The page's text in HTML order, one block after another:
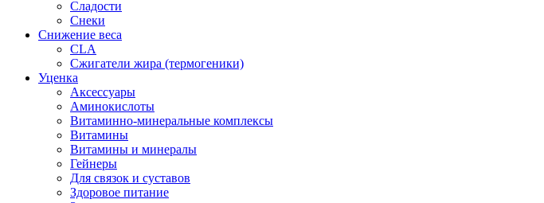
Сладости
Снеки
Снижение веса
CLA
Сжигатели жира (термогеники)
Уценка
Аксессуары
Аминокислоты
Витаминно-минеральные комплексы
Витамины
Витамины и минералы
Гейнеры
Для связок и суставов
Здоровое питание